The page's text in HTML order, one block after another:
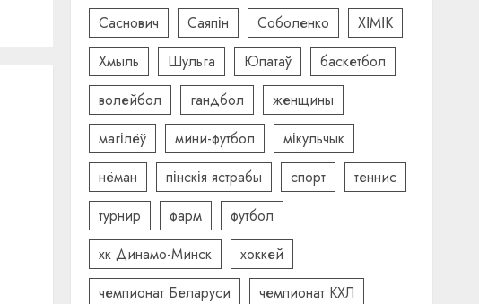
Саснович
Саяпін Соболенко
ХІМІК
Хмыль
Шульга Юпатаў
баскетбол
волейбол
гандбол
женщины
магілёў
мини-футбол
мікульчык
нёман
пінскія ястрабы спорт
теннис
турнир
фарм
футбол
хк Динамо-Минск
хоккей
чемпионат Беларуси
чемпионат КХЛ